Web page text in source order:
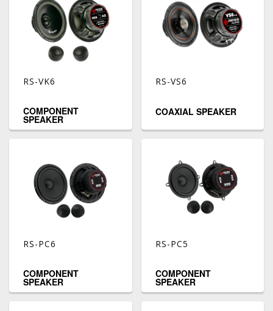
RS-VK6
COMPONENT
SPEAKER
RS-VS6
COAXIAL SPEAKER
RS-PC6
COMPONENT
SPEAKER
RS-PC5
COMPONENT
SPEAKER